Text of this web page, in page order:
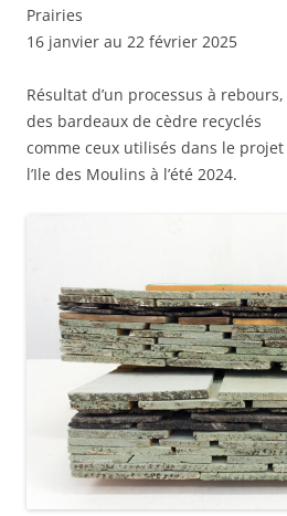
Prairies
16 janvier au 22 février 2025
Résultat d’un processus à rebours,
des bardeaux de cèdre recyclés
comme ceux utilisés dans le projet
l’Ile des Moulins à l’été 2024.